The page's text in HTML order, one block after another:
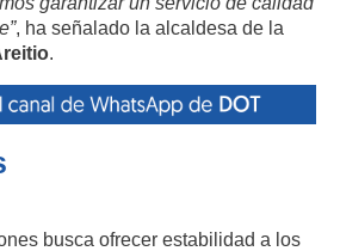
, ha señalado la alcaldesa de la
.
busca ofrecer estabilidad a los